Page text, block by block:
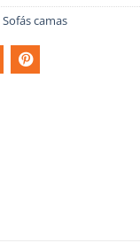
Sofás camas